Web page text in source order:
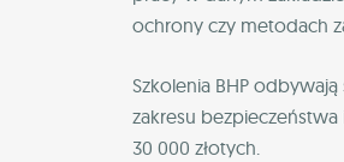
ochrony czy metodach
Szkolenia BHP
zakresu
30 000 złotych.